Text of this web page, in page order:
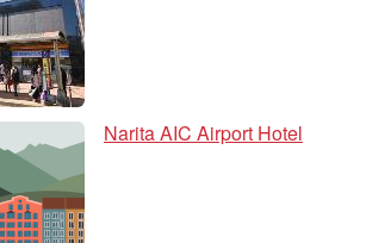
Narita AIC Airport Hotel